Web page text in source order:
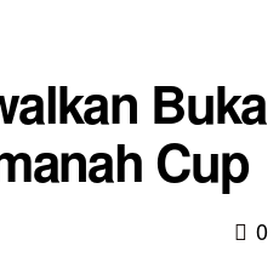
Buka
Cup
0